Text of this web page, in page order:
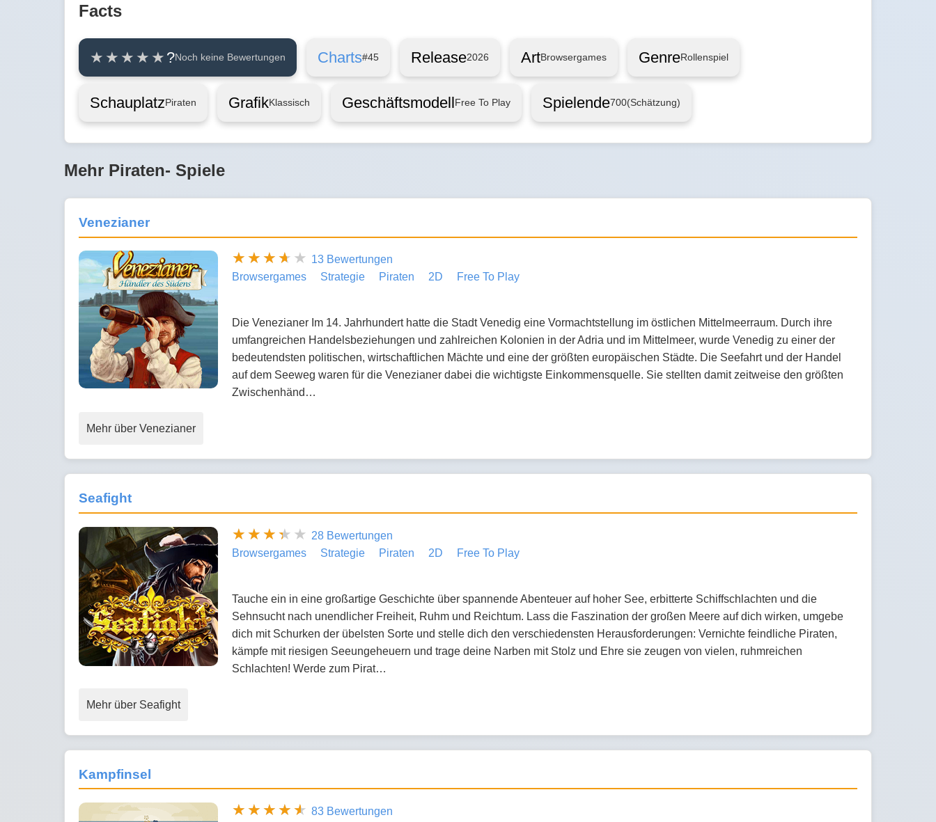
Facts
?Noch keine Bewertungen Charts#45 Release2026 ArtBrowsergames GenreRollenspiel
SchauplatzPiraten GrafikKlassisch GeschäftsmodellFree To Play Spielende700(Schätzung)
Mehr Piraten- Spiele
Venezianer
13 Bewertungen
Browsergames
Strategie Piraten 2D Free To Play
Die Venezianer Im 14. Jahrhundert hatte die Stadt Venedig eine Vormachtstellung im östlichen Mittelmeerraum. Durch ihre
umfangreichen Handelsbeziehungen und zahlreichen Kolonien in der Adria und im Mittelmeer, wurde Venedig zu einer der
bedeutendsten politischen, wirtschaftlichen Mächte und eine der größten europäischen Städte. Die Seefahrt und der Handel
auf dem Seeweg waren für die Venezianer dabei die wichtigste Einkommensquelle. Sie stellten damit zeitweise den größten
Zwischenhänd…
Mehr über Venezianer
Seafight
28 Bewertungen
Browsergames
Strategie Piraten 2D Free To Play
Tauche ein in eine großartige Geschichte über spannende Abenteuer auf hoher See, erbitterte Schiffschlachten und die
Sehnsucht nach unendlicher Freiheit, Ruhm und Reichtum. Lass die Faszination der großen Meere auf dich wirken, umgebe
dich mit Schurken der übelsten Sorte und stelle dich den verschiedensten Herausforderungen: Vernichte feindliche Piraten,
kämpfe mit riesigen Seeungeheuern und trage deine Narben mit Stolz und Ehre sie zeugen von vielen, ruhmreichen
Schlachten! Werde zum Pirat…
Mehr über Seafight
Kampfinsel
83 Bewertungen